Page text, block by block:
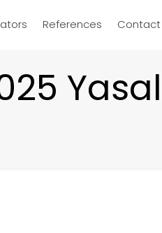
References Contact